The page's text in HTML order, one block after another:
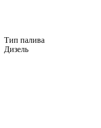
Тип палива
Дизель